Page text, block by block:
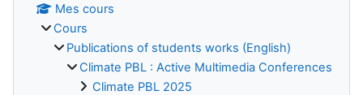
Mes cours
Cours
Publications of students works (English)
Climate PBL : Active Multimedia Conferences
Climate PBL 2025